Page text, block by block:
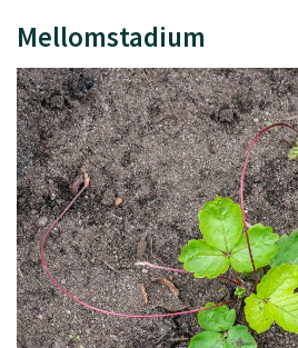
Mellomstadium